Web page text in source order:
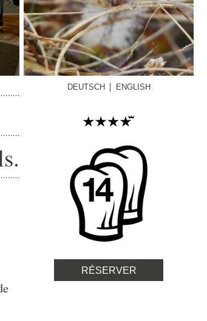
DEUTSCH ENGLISH
RÉSERVER